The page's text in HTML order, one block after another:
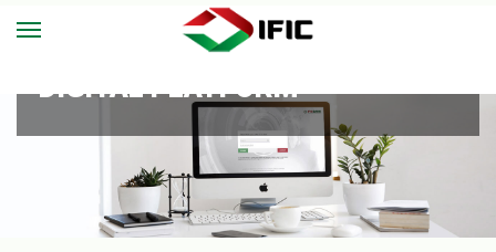
DIGITAL PLATFORM